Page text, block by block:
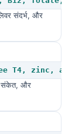
संदर्भ, और
T4, zinc,
संकेत, और